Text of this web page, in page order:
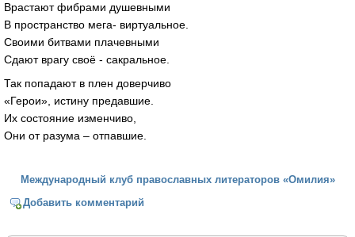
Врастают фибрами душевными
В пространство мега- виртуальное.
Своими битвами плачевными
Сдают врагу своё - сакральное.
Так попадают в плен доверчиво
«Герои», истину предавшие.
Их состояние изменчиво,
Они от разума – отпавшие.
Международный клуб православных литераторов «Омилия»
Добавить комментарий